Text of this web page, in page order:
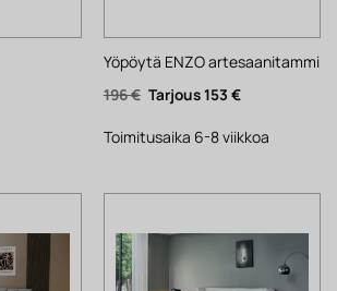
Yöpöytä ENZO artesaanitammi
196€ Alkuperäinen
hinta
196 €.
153 €Nykyinen
153 €.
Toimitusaika 6-8 viikkoa